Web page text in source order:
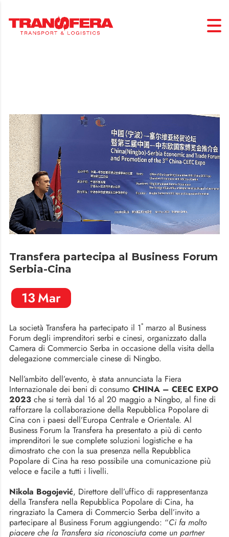
Transfera partecipa al Business Forum
Serbia-Cina
13Mar
La società Transfera ha partecipato il 1˚ marzo al Business
Forum degli imprenditori serbi e cinesi, organizzato dalla
Camera di Commercio Serba in occasione della visita della
delegazione commerciale cinese di Ningbo.
Nell’ambito dell’evento, è stata annunciata la Fiera
Internazionale dei beni di consumo CHINA – CEEC EXPO
2023che si terrà dal 16 al 20 maggio a Ningbo, al fine di
rafforzare la collaborazione della Repubblica Popolare di
Cina con i paesi dell’Europa Centrale e Orientale. Al
Business Forum la Transfera ha presentato a più di cento
imprenditori le sue complete soluzioni logistiche e ha
dimostrato che con la sua presenza nella Repubblica
Popolare di Cina ha reso possibile una comunicazione più
veloce e facile a tutti i livelli.
Nikola Bogojević, Direttore dell’uffico di rappresentanza
della Transfera nella Repubblica Popolare di Cina, ha
ringraziato la Camera di Commercio Serba dell’invito a
partecipare al Business Forum aggiungendo: “Ci fa molto
piacere che la Transfera sia riconosciuta come un partner